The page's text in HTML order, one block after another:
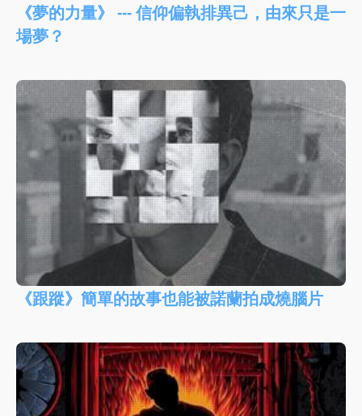
《夢的力量》 --- 信仰偏執排異己，由來只是一
場夢？
《跟蹤》簡單的故事也能被諾蘭拍成燒腦片